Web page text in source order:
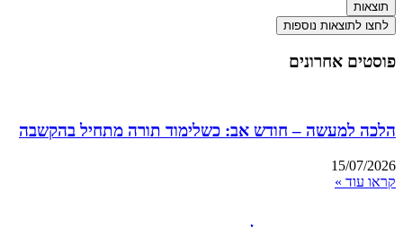
תוצאות
לחצו לתוצאות נוספות
פוסטים אחרונים
הלכה למעשה – חודש אב: כשלימוד תורה מתחיל בהקשבה
15/07/2026
קראו עוד »